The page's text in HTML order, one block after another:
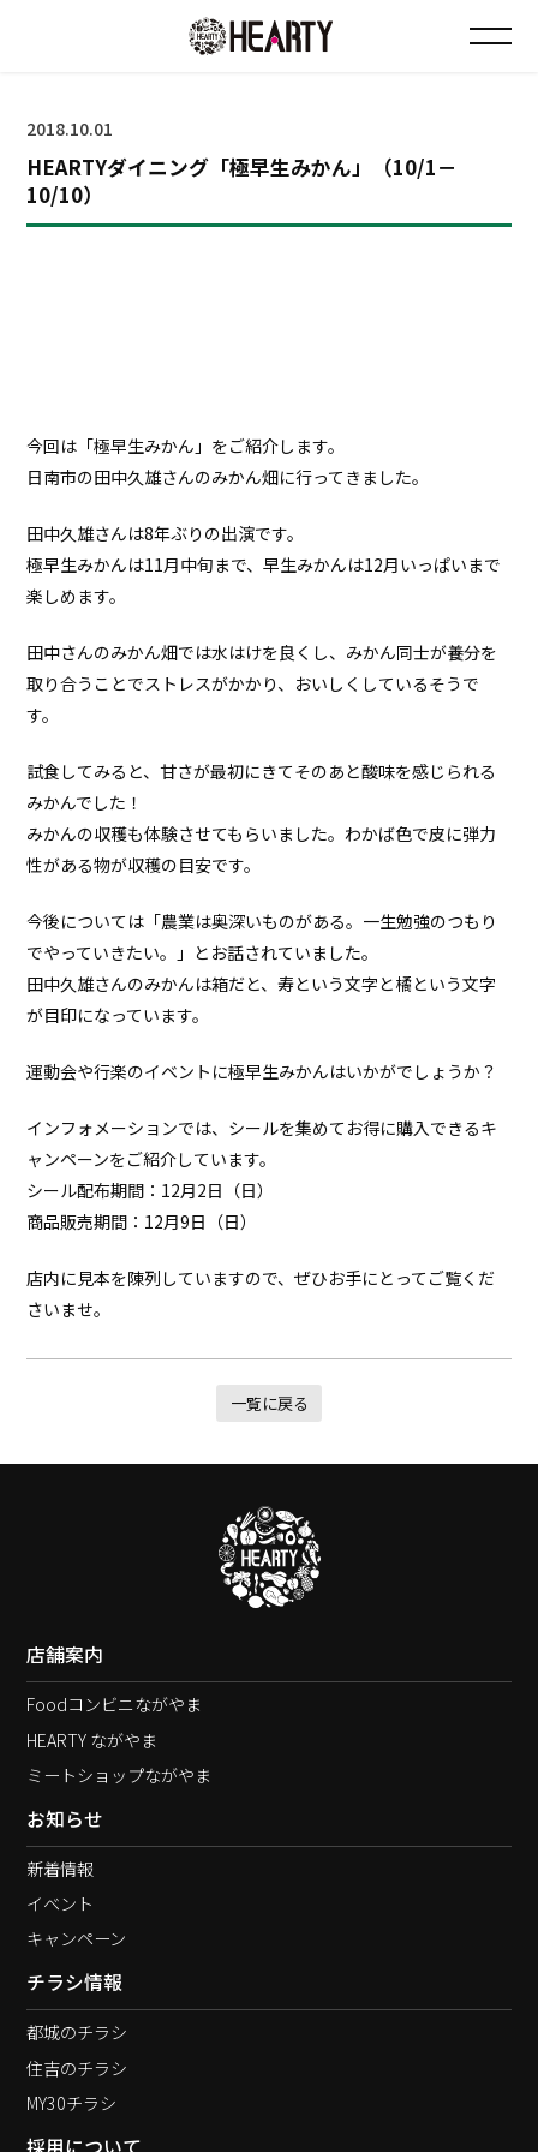
チラシ情報
Instagram
2018.10.01
HEARTYダイニング「極早生みかん」（10/1－
10/10）
今回は「極早生みかん」をご紹介します。
日南市の田中久雄さんのみかん畑に行ってきました。
田中久雄さんは8年ぶりの出演です。
極早生みかんは11月中旬まで、早生みかんは12月いっぱいまで
楽しめます。
田中さんのみかん畑では水はけを良くし、みかん同士が養分を
取り合うことでストレスがかかり、おいしくしているそうで
す。
試食してみると、甘さが最初にきてそのあと酸味を感じられる
みかんでした！
みかんの収穫も体験させてもらいました。わかば色で皮に弾力
性がある物が収穫の目安です。
今後については「農業は奥深いものがある。一生勉強のつもり
でやっていきたい。」とお話されていました。
田中久雄さんのみかんは箱だと、寿という文字と橘という文字
が目印になっています。
運動会や行楽のイベントに極早生みかんはいかがでしょうか？
インフォメーションでは、シールを集めてお得に購入できるキ
ャンペーンをご紹介しています。
シール配布期間：12月2日（日）
商品販売期間：12月9日（日）
店内に見本を陳列していますので、ぜひお手にとってご覧くだ
さいませ。
一覧に戻る
店舗案内
Foodコンビニながやま
HEARTY ながやま
ミートショップながやま
お知らせ
新着情報
イベント
キャンペーン
チラシ情報
都城のチラシ
住吉のチラシ
MY30チラシ
採用について